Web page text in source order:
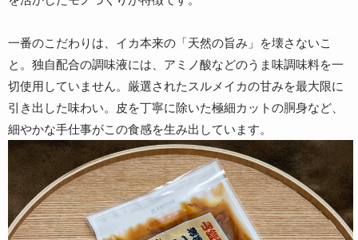
一番のこだわりは、イカ本来の「天然の旨み」を壊さないこ
と。独自配合の調味液には、アミノ酸などのうま味調味料を一
切使用していません。厳選されたスルメイカの甘みを最大限に
引き出した味わい。皮を丁寧に除いた極細カットの胴身など、
細やかな手仕事がこの食感を生み出しています。